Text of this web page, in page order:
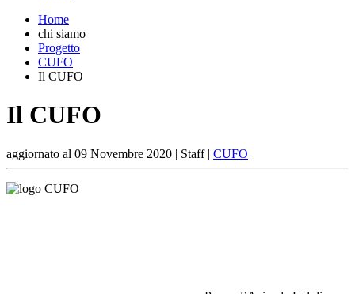
Home
chi siamo
Progetto
CUFO
Il CUFO
Il CUFO
aggiornato al 09 Novembre 2020 | Staff | CUFO